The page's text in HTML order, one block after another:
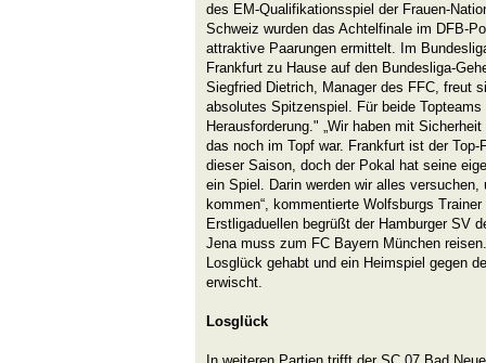
des EM-Qualifikationsspiel der Frauen-
Schweiz wurden das Achtelfinale im DFB-
attraktive Paarungen ermittelt. Im
Frankfurt zu Hause auf den Bundesliga-
Siegfried Dietrich, Manager des FFC, freut
absolutes Spitzenspiel. Für beide
Herausforderung." „Wir haben mit
das noch im Topf war. Frankfurt ist der
dieser Saison, doch der Pokal hat seine
ein Spiel. Darin werden wir alles versuchen,
kommen“, kommentierte Wolfsburgs
Erstligaduellen begrüßt der Hamburger SV
Jena muss zum FC Bayern München
Losglück gehabt und ein Heimspiel gegen
erwischt.
Losglück